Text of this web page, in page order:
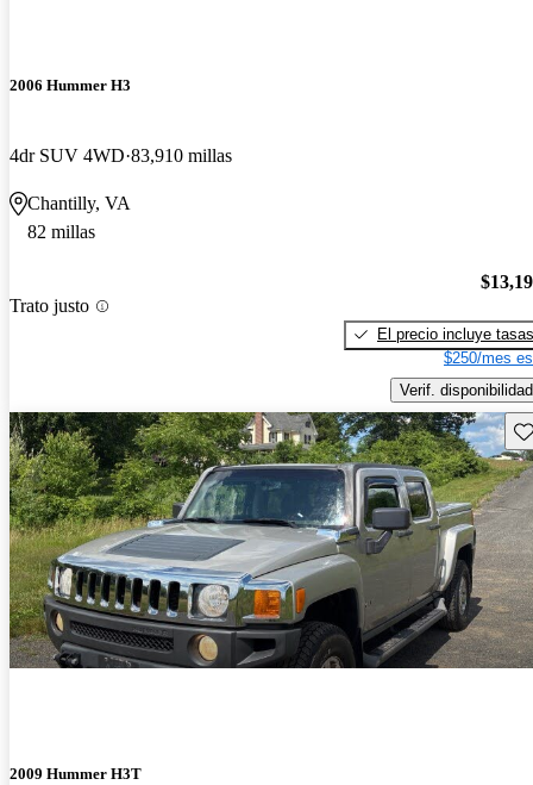
2006 Hummer H3
4dr SUV 4WD 83,910 millas
Chantilly, VA
82 millas
Trato justo
El precio incluye tasas
$250/mes
Verif. disponibilidad
2009 Hummer H3T